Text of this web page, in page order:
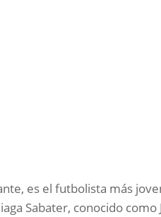
es el futbolista más
Sabater, conocido